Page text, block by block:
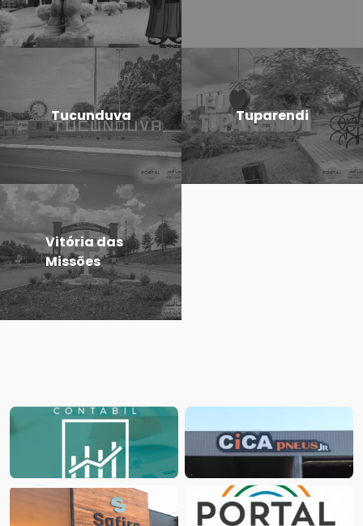
Tucunduva Tuparendi
Vitória das
Missões